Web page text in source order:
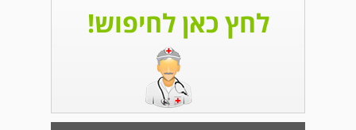
לחץ כאן לחיפוש!